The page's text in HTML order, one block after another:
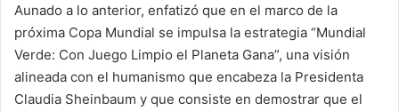
Aunado a lo anterior, enfatizó que en el marco de la
próxima Copa Mundial se impulsa la estrategia “Mundial
Verde: Con Juego Limpio el Planeta Gana”, una visión
alineada con el humanismo que encabeza la Presidenta
Claudia Sheinbaum y que consiste en demostrar que el